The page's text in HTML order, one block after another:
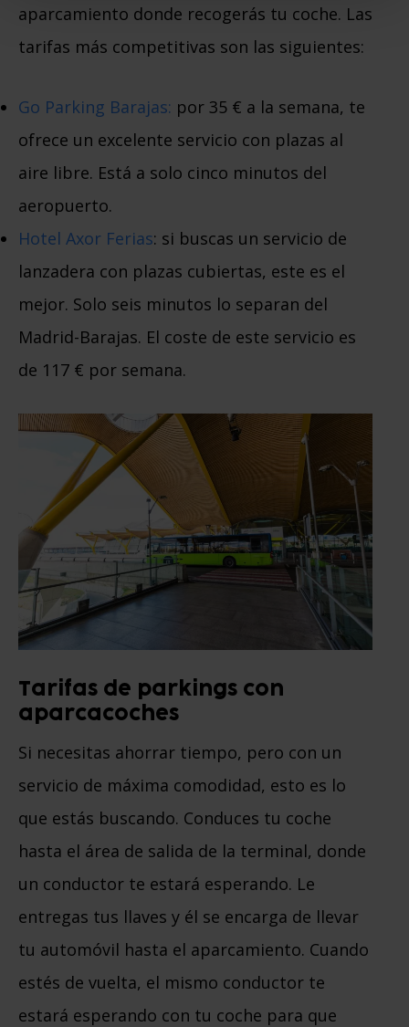
aparcamiento donde recogerás tu coche. Las
tarifas más competitivas son las siguientes:
Go Parking Barajas: por 35 € a la semana, te
ofrece un excelente servicio con plazas al
aire libre. Está a solo cinco minutos del
aeropuerto.
Hotel Axor Ferias: si buscas un servicio de
lanzadera con plazas cubiertas, este es el
mejor. Solo seis minutos lo separan del
Madrid-Barajas. El coste de este servicio es
de 117 € por semana.
Tarifas de parkings con
aparcacoches
Si necesitas ahorrar tiempo, pero con un
servicio de máxima comodidad, esto es lo
que estás buscando. Conduces tu coche
hasta el área de salida de la terminal, donde
un conductor te estará esperando. Le
entregas tus llaves y él se encarga de llevar
tu automóvil hasta el aparcamiento. Cuando
estés de vuelta, el mismo conductor te
estará esperando con tu coche para que